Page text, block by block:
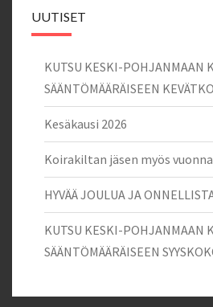
UUTISET
KUTSU KESKI-POHJANMAAN
SÄÄNTÖMÄÄRÄISEEN
Kesäkausi 2026
Koirakiltan jäsen myös vuonna
HYVÄÄ JOULUA JA
KUTSU KESKI-POHJANMAAN
SÄÄNTÖMÄÄRÄISEEN